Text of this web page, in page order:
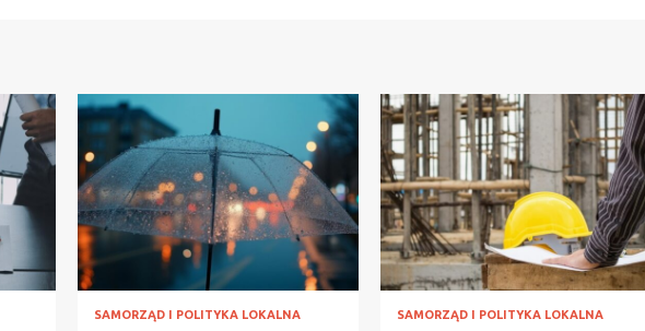
SAMORZĄD I POLITYKA LOKALNA SAMORZĄD I POLITYKA LOKALNA